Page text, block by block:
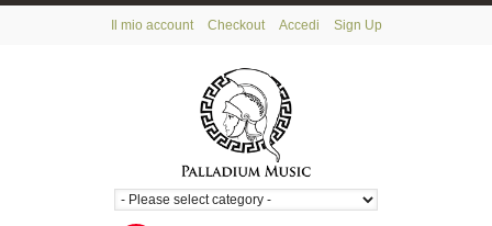
Il mio account Checkout Accedi Sign Up